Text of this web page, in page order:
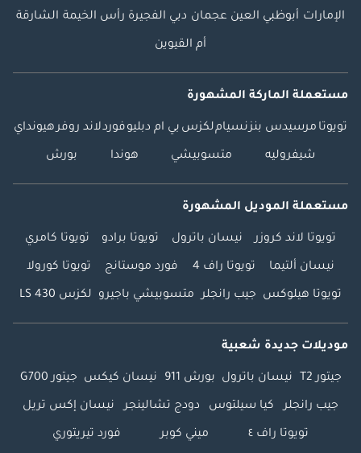
الإمارات أبوظبي العين عجمان دبي الفجيرة رأس الخيمة الشارقة
أم القيوين
مستعملة الماركة المشهورة
تويوتا مرسيدس بنزنسياملكزس بي ام دبليوفوردلاند روفرهيونداي
شيفروليه متسوبيشي هوندا بورش
مستعملة الموديل المشهورة
تويوتا لاند كروزر نيسان باترول تويوتا برادو تويوتا كامري
نيسان ألتيما تويوتا راف 4 فورد موستانج تويوتا كورولا
تويوتا هيلوكس جيب رانجلر متسوبيشي باجيرو لكزس LS 430
موديلات جديدة شعبية
جيتور T2 نيسان باترول بورش 911 نيسان كيكس جيتور G700
جيب رانجلر كيا سيلتوس دودج تشالينجر نيسان إكس تريل
تويوتا راف ٤ ميني كوبر فورد تيريتوري